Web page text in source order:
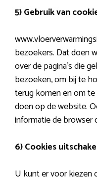
5) Gebruik van
bezoekers. Dat doen
over de pagina’s die
bezoeken, om bij te
terug komen en om te
doen op de website.
informatie de browser
6) Cookies
U kunt er voor kiezen